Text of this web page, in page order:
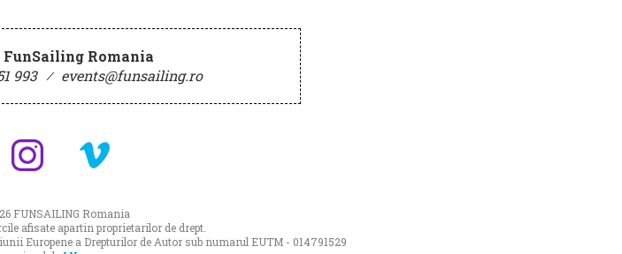
Romania
993 ⁄ events@funsailing.ro
FUNSAILING Romania
afisate apartin proprietarilor de drept.
Europene a Drepturilor de Autor sub numarul EUTM - 014791529